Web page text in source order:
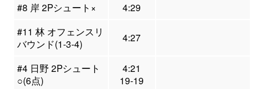
#8 岸 2Pシュート×
4:29
#11 林 オフェンスリ
バウンド(1-3-4)
4:27
#4 日野 2Pシュート
○(6点)
4:21
19-19